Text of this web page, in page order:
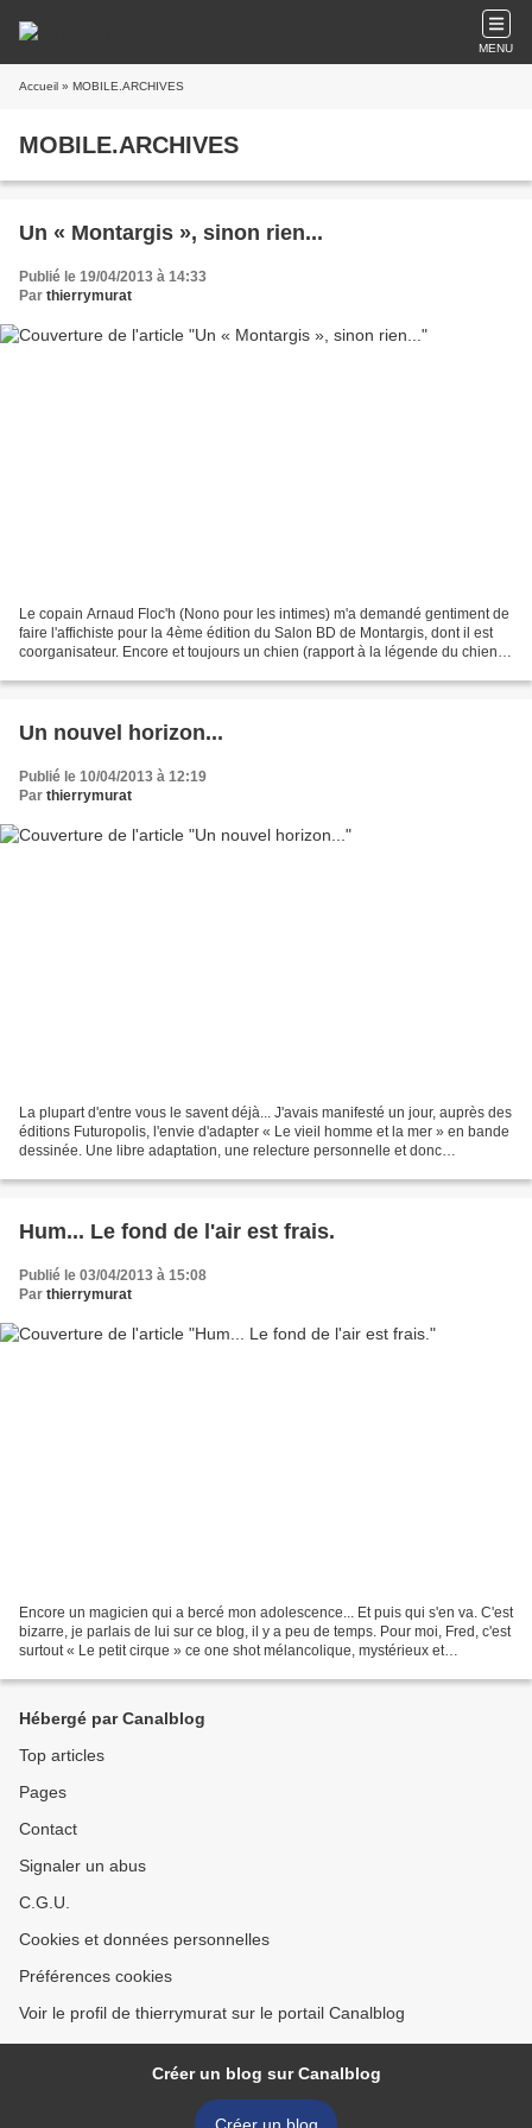
MENU
Accueil » MOBILE.ARCHIVES
MOBILE.ARCHIVES
Un « Montargis », sinon rien...
Publié le 19/04/2013 à 14:33
Par thierrymurat
Le copain Arnaud Floc'h (Nono pour les intimes) m'a demandé gentiment de
faire l'affichiste pour la 4ème édition du Salon BD de Montargis, dont il est
coorganisateur. Encore et toujours un chien (rapport à la légende du chien
Un nouvel horizon...
Publié le 10/04/2013 à 12:19
Par thierrymurat
La plupart d'entre vous le savent déjà... J'avais manifesté un jour, auprès des
éditions Futuropolis, l'envie d'adapter « Le vieil homme et la mer » en bande
dessinée. Une libre adaptation, une relecture personnelle et donc
Hum... Le fond de l'air est frais.
Publié le 03/04/2013 à 15:08
Par thierrymurat
Encore un magicien qui a bercé mon adolescence... Et puis qui s'en va. C'est
bizarre, je parlais de lui sur ce blog, il y a peu de temps. Pour moi, Fred, c'est
surtout « Le petit cirque » ce one shot mélancolique, mystérieux et
Hébergé par Canalblog
Top articles
Pages
Contact
Signaler un abus
C.G.U.
Cookies et données personnelles
Préférences cookies
Voir le profil de thierrymurat sur le portail Canalblog
Créer un blog sur Canalblog